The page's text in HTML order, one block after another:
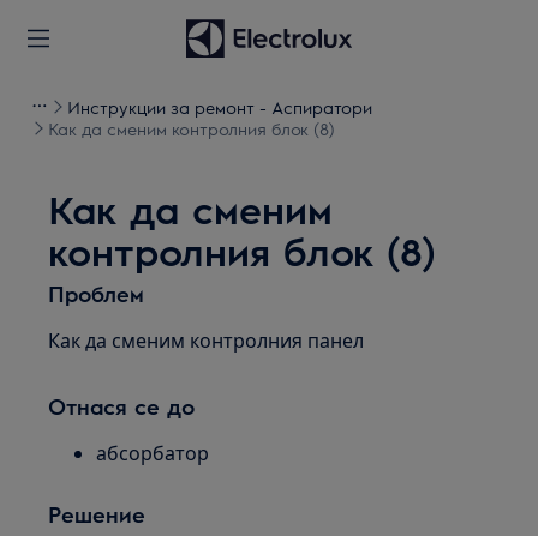
Инструкции за ремонт - Аспиратори
Как да сменим контролния блок (8)
Как да сменим
контролния блок (8)
Проблем
Как да сменим контролния панел
Отнася се до
абсорбатор
Решение